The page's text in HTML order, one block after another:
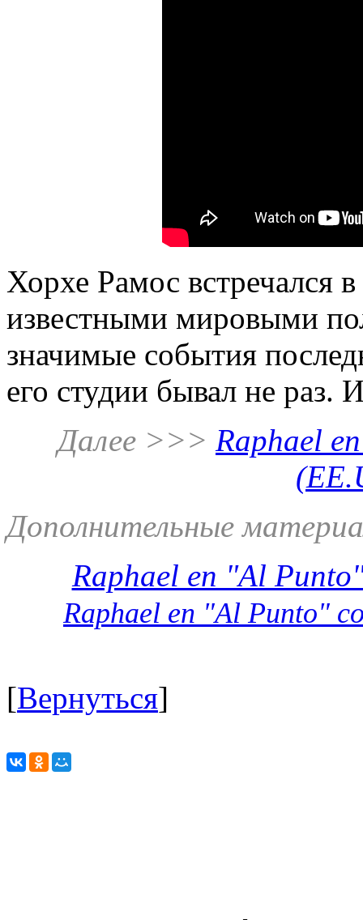
Хорхе Рамос встречался
известными мировыми
значимые события
его студии бывал не раз.
Далее >>> Raphael
Дополнительные
Raphael en "Al
Raphael en "Al Punto"
[Вернуться]